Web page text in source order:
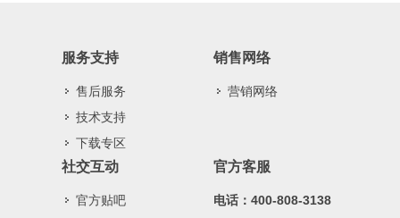
服务支持
售后服务
技术支持
下载专区
销售网络
营销网络
社交互动
官方贴吧
官方客服
电话：400-808-3138